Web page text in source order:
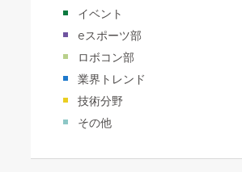
イベント
eスポーツ部
ロボコン部
業界トレンド
技術分野
その他